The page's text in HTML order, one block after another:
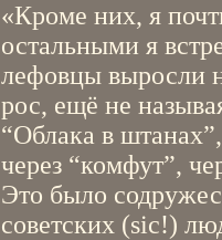
«Кроме них, я
остальными я
лефовцы выросли
рос, ещё не
“Облака в
через “комфут”,
Это было
советских (sic!)